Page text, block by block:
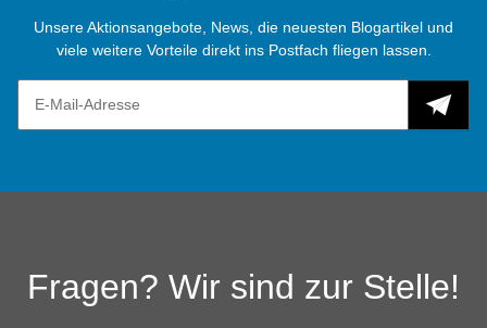
Unsere Aktionsangebote, News, die neuesten Blogartikel und
viele weitere Vorteile direkt ins Postfach fliegen lassen.
Fragen? Wir sind zur Stelle!